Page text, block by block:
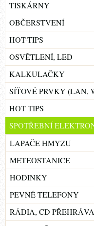
TISKÁRNY
OBČERSTVENÍ
HOT-TIPS
OSVĚTLENÍ, LED
KALKULAČKY
SÍŤOVÉ PRVKY (LAN,
HOT TIPS
SPOTŘEBNÍ
LAPAČE HMYZU
METEOSTANICE
HODINKY
PEVNÉ TELEFONY
RÁDIA, CD